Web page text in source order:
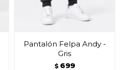
Pantalón Felpa Andy -
Gris
$ 699